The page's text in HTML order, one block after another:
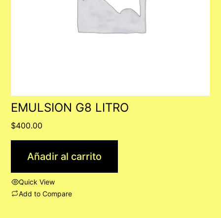
EMULSION G8 LITRO
$400.00
Añadir al carrito
Quick View
Add to Compare